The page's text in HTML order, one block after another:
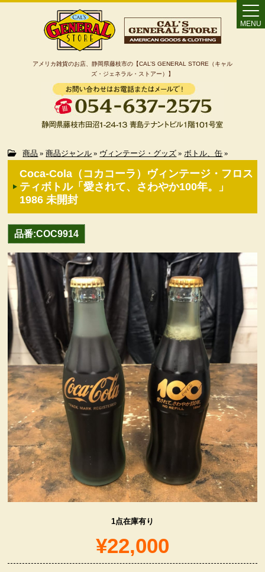
アメリカ雑貨のお店、静岡県藤枝市の【CAL’S GENERAL STORE（キャル
ズ・ジェネラル・ストアー）】
MENU
Home
カート
特定商取引法に基づく表記
カテゴリー検索
ヴィンテージ・グッズ
LIFE誌 企業広告切り抜き
ファイヤーキング他
コカコーラ・グッズ
カンパニー・グッズ
キャラクター・グッズ
喫煙具
服飾小物雑貨
商品 » 商品ジャンル » ヴィンテージ・グッズ » ボトル、缶 »
Coca-Cola（コカコーラ）ヴィンテージ・フロス
ティボトル「愛されて、さわやか100年。」
1986 未開封
品番:COC9914
1点在庫有り
¥22,000